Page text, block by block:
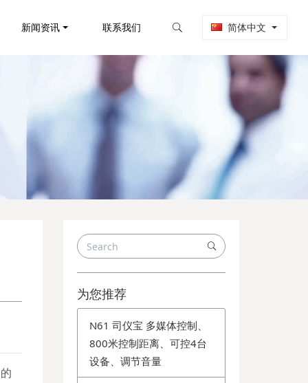
简体中文
新闻资讯 联系我们
为您推荐
N61 司仪宝 多媒体控制、
800米控制距离、可控4台
设备、调节音量